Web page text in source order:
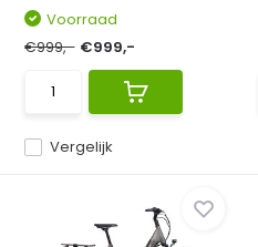
Vergelijk
Voorraad
€999,- €999,-